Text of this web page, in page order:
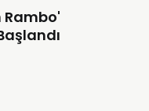
Rambo'